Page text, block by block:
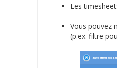
Les
Vous pouvez
(p.ex. filtre